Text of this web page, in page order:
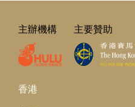
主辦機構 主要贊助
香港